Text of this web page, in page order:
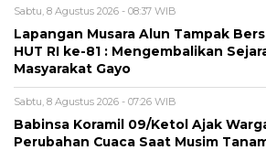
Sabtu, 8 Agustus 2026 - 08:37 WIB
Lapangan Musara Alun Tampak
HUT RI ke-81 : Mengembalikan
Masyarakat Gayo
Sabtu, 8 Agustus 2026 - 07:26 WIB
‎Babinsa Koramil 09/Ketol Ajak
Perubahan Cuaca Saat Musim